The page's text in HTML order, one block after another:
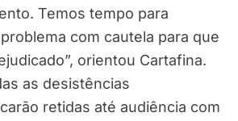
Temos tempo para
com cautela para que
orientou Cartafina.
as desistências
retidas até audiência com